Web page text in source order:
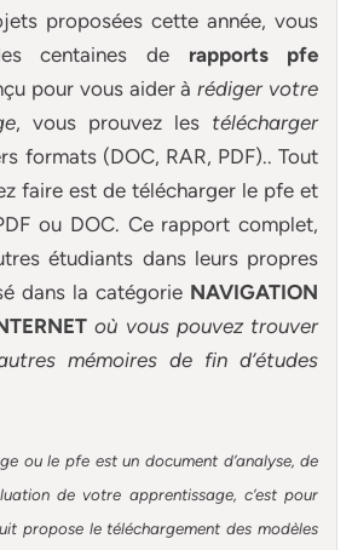
proposées cette année, vous
centaines de rapports pfe
pour vous aider àrédiger votre
, vous prouvez les télécharger
formats (DOC, RAR, PDF).. Tout
faire est de télécharger le pfe et
ou DOC. Ce rapport complet,
étudiants dans leurs propres
dans la catégorie NAVIGATION
où vous pouvez trouver
mémoiresde fin d’études
ou le pfe est un document d’analyse, de
de votre apprentissage, c’est pour
propose le téléchargement des modèles